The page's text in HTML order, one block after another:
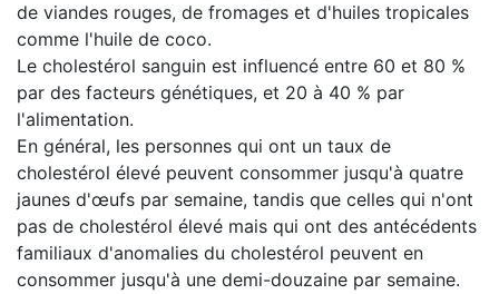
de viandes rouges, de fromages et d'huiles tropicales
comme l'huile de coco.
Le cholestérol sanguin est influencé entre 60 et 80 %
par des facteurs génétiques, et 20 à 40 % par
l'alimentation.
En général, les personnes qui ont un taux de
cholestérol élevé peuvent consommer jusqu'à quatre
jaunes d'œufs par semaine, tandis que celles qui n'ont
pas de cholestérol élevé mais qui ont des antécédents
familiaux d'anomalies du cholestérol peuvent en
consommer jusqu'à une demi-douzaine par semaine.